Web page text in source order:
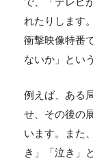
れたりします
衝撃映像特番
ないか」とい
例えば、ある
せ、その後の
います。また
き」「泣き」